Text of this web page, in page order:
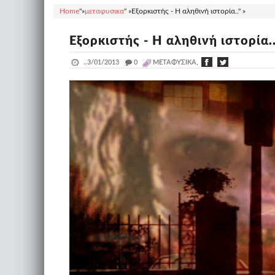
Home"»μεταφυσικα" »Εξορκιστής - Η αληθινή ιστορία.." »
Εξορκιστής - Η αληθινή
..3/01/2013 _ 0 ΜΕΤΑΦΥΣΙΚΑ,